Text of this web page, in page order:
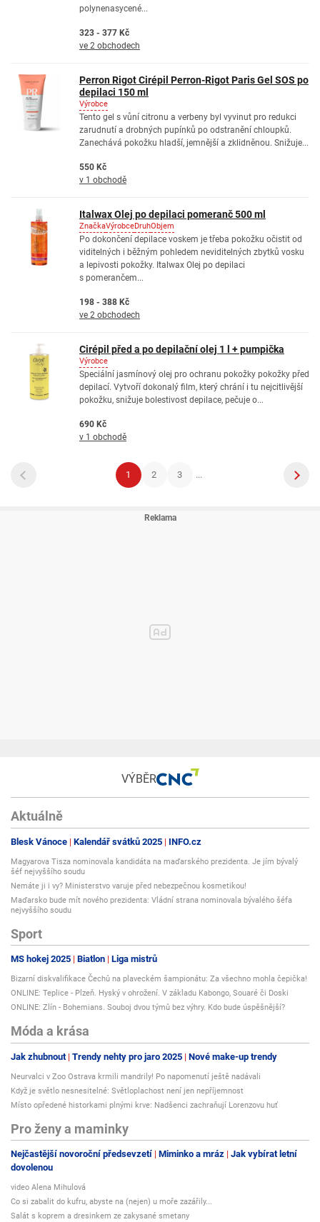
polynenasycené...
323 - 377 Kč
ve 2 obchodech
Perron Rigot Cirépil Perron-Rigot Paris Gel SOS po
depilaci 150 ml
Výrobce
Tento gel s vůní citronu a verbeny byl vyvinut pro redukci
zarudnutí a drobných pupínků po odstranění chloupků.
Zanechává pokožku hladší, jemnější a zklidněnou. Snižuje...
550 Kč
v 1 obchodě
Italwax Olej po depilaci pomeranč 500 ml
ZnačkaVýrobceDruhObjem
Po dokončení depilace voskem je třeba pokožku očistit od
viditelných i běžným pohledem neviditelných zbytků vosku
a lepivosti pokožky. Italwax Olej po depilaci
s pomerančem...
198 - 388 Kč
ve 2 obchodech
Cirépil před a po depilační olej 1 l + pumpička
Výrobce
Speciální jasmínový olej pro ochranu pokožky pokožky před
depilací. Vytvoří dokonalý film, který chrání i tu nejcitlivější
pokožku, snižuje bolestivost depilace, pečuje o...
690 Kč
v 1 obchodě
1 2 3 ...
VÝBĚR
Aktuálně
Blesk Vánoce Kalendář svátků 2025 INFO.cz
Magyarova Tisza nominovala kandidáta na maďarského prezidenta. Je jím bývalý
šéf nejvyššího soudu
Nemáte ji i vy? Ministerstvo varuje před nebezpečnou kosmetikou!
Maďarsko bude mít nového prezidenta: Vládní strana nominovala bývalého šéfa
nejvyššího soudu
Sport
MS hokej 2025 Biatlon Liga mistrů
Bizarní diskvalifikace Čechů na plaveckém šampionátu: Za všechno mohla čepička!
ONLINE: Teplice - Plzeň. Hyský v ohrožení. V základu Kabongo, Souaré či Doski
ONLINE: Zlín - Bohemians. Souboj dvou týmů bez výhry. Kdo bude úspěšnější?
Móda a krása
Jak zhubnout Trendy nehty pro jaro 2025 Nové make-up trendy
Neurvalci v Zoo Ostrava krmili mandrily! Po napomenutí ještě nadávali
Když je světlo nesnesitelné: Světloplachost není jen nepříjemnost
Místo opředené historkami plnými krve: Nadšenci zachraňují Lorenzovu huť
Pro ženy a maminky
Nejčastější novoroční předsevzetí Miminko a mráz Jak vybírat letní
dovolenou
video Alena Mihulová
Co si zabalit do kufru, abyste na (nejen) u moře zazářily...
Salát s koprem a dresinkem ze zakysané smetany